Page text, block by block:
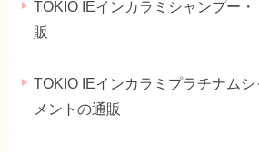
TOKIO IEインカラミシャンプー
販
TOKIO IEインカラミプラチナムシ
メントの通販